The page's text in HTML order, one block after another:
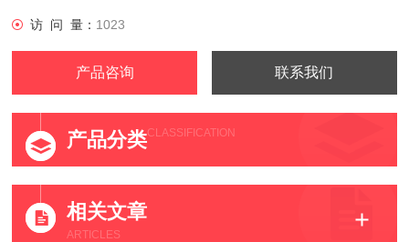
访 问 量： 1023
产品咨询 联系我们
产品分类CLASSIFICATION
相关文章
ARTICLES